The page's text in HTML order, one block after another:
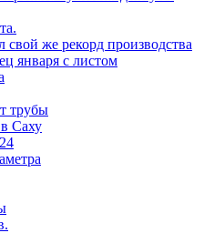
же рекорд производства
января с листом
трубы
Саху